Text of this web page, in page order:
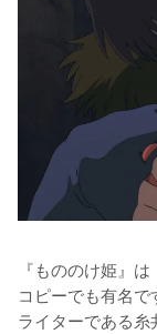
『もののけ姫』
コピーでも有名
ライターである糸